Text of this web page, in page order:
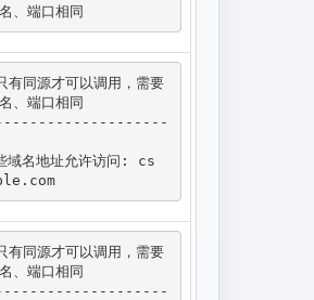
、端口相同
有同源才可以调用，需要
、端口相同
有同源才可以调用，需要
、端口相同